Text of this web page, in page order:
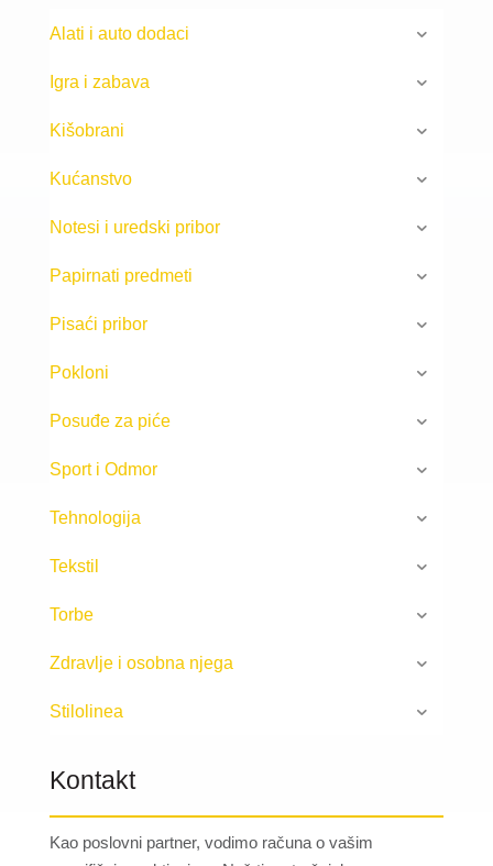
Alati i auto dodaci
Igra i zabava
Kišobrani
Kućanstvo
Notesi i uredski pribor
Papirnati predmeti
Pisaći pribor
Pokloni
Posuđe za piće
Sport i Odmor
Tehnologija
Tekstil
Torbe
Zdravlje i osobna njega
Stilolinea
Kontakt
Kao poslovni partner, vodimo računa o vašim